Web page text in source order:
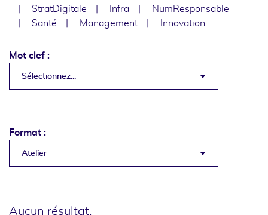
StratDigitale
Infra
NumResponsable
Santé
Management Innovation
Mot clef :
Sélectionnez...
Format :
Atelier
Aucun résultat.